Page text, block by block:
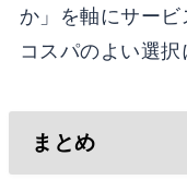
か」を軸にサー
コスパのよい選択
まとめ